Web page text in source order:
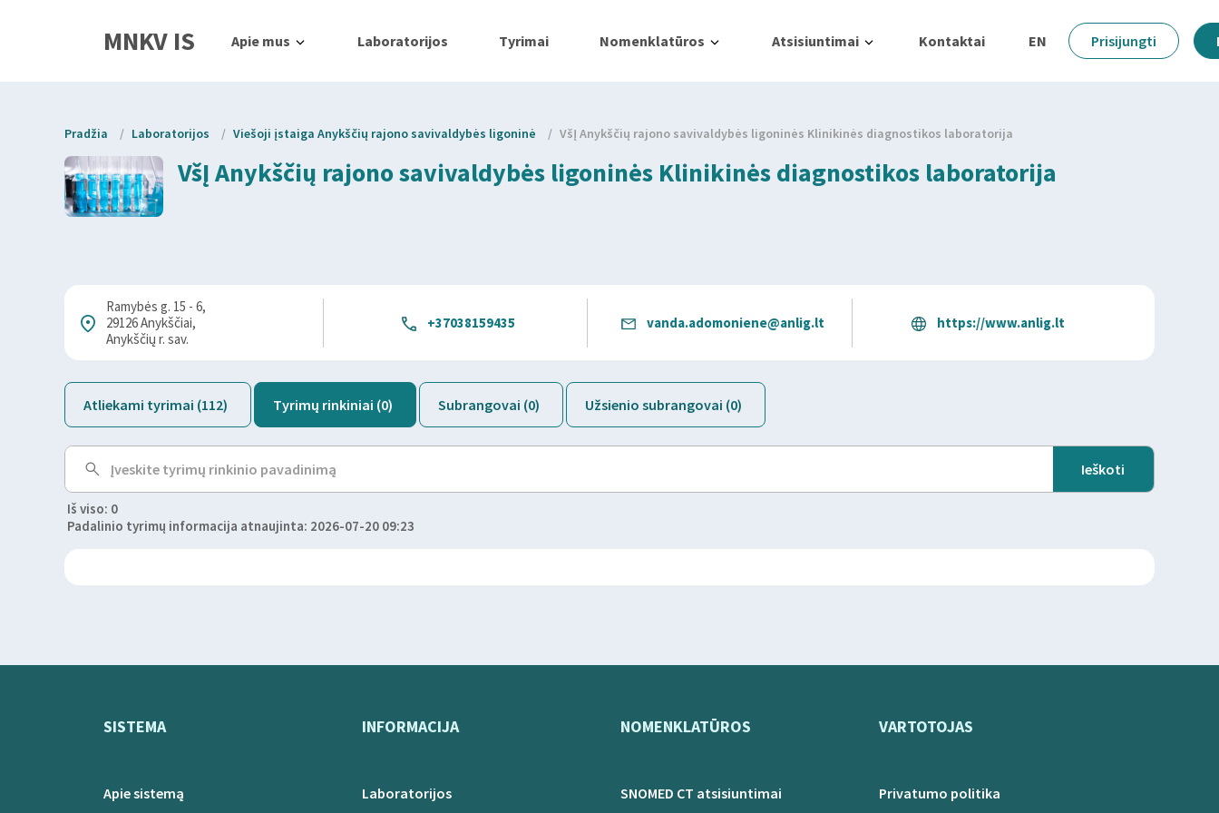
MNKV IS Apie mus Laboratorijos Tyrimai Nomenklatūros Atsisiuntimai Kontaktai EN Prisijungti
Pradžia / Laboratorijos / Viešoji įstaiga Anykščių rajono savivaldybės ligoninė / VšĮ Anykščių rajono savivaldybės ligoninės Klinikinės diagnostikos laboratorija
VšĮ Anykščių rajono savivaldybės ligoninės Klinikinės diagnostikos laboratorija
Ramybės g. 15 - 6,
29126 Anykščiai,
Anykščių r. sav.
+37038159435 vanda.adomoniene@anlig.lt https://www.anlig.lt
Atliekami tyrimai (112) Tyrimų rinkiniai (0) Subrangovai (0) Užsienio subrangovai (0)
Iš viso: 0
Padalinio tyrimų informacija atnaujinta: 2026-07-20 09:23
SISTEMA
Apie sistemą
INFORMACIJA
Laboratorijos
NOMENKLATŪROS
SNOMED CT atsisiuntimai
VARTOTOJAS
Privatumo politika